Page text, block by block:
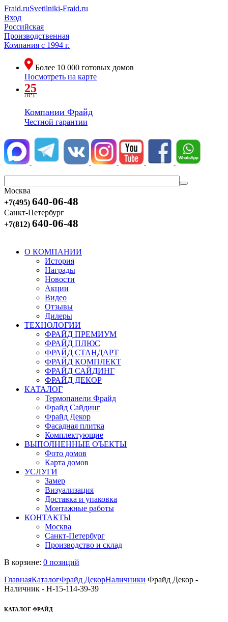
Fraid.ruSvetilniki-Fraid.ru
Вход
Российская
Производственная
Компания с 1994 г.
Более 10 000 готовых домов
Посмотреть на карте
25
лет
Компании Фрайд
Честной гарантии
Москва
+7(495) 640-06-48
Санкт-Петербург
+7(812) 640-06-48
О КОМПАНИИ
История
Награды
Новости
Акции
Видео
Отзывы
Дилеры
ТЕХНОЛОГИИ
ФРАЙД ПРЕМИУМ
ФРАЙД ПЛЮС
ФРАЙД СТАНДАРТ
ФРАЙД КОМПЛЕКТ
ФРАЙД САЙДИНГ
ФРАЙД ДЕКОР
КАТАЛОГ
Термопанели Фрайд
Фрайд Сайдинг
Фрайд Декор
Фасадная плитка
Комплектующие
ВЫПОЛНЕННЫЕ ОЪЕКТЫ
Фото домов
Карта домов
УСЛУГИ
Замер
Визуализация
Доставка и упаковка
Монтажные работы
КОНТАКТЫ
Москва
Санкт-Петербург
Производство и склад
В корзине: 0 позиций
ГлавнаяКаталогФрайд ДекорНаличники Фрайд Декор -
Наличник - Н-15-114-39-39
КАТАЛОГ ФРАЙД